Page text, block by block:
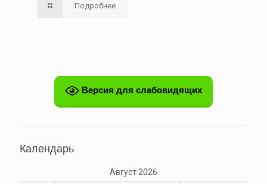
Подробнее
Версия для слабовидящих
Календарь
Август 2026